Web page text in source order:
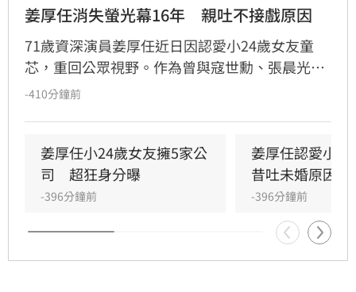
姜厚任消失螢光幕16年　親吐不接戲原因
71歲資深演員姜厚任近日因認愛小24歲女友童
芯，重回公眾視野。作為曾與寇世勳、張晨光並
列「中視五虎」的當紅小生，姜厚任憑藉《迷
他坦言因不願從主角淪為配角、且難適應劇組階
級差異，故堅持不接戲。儘管已離開螢光幕多
年，姜厚任仍保持對演藝工作的原則與自我要
求，生活充實且自在，展現出不同於以往的豁達
人生觀。
-410分鐘前
姜厚任小24歲女友擁5家公
司　超狂身分曝
-396分鐘前
姜厚任認愛小
昔吐未婚原因曝
-396分鐘前